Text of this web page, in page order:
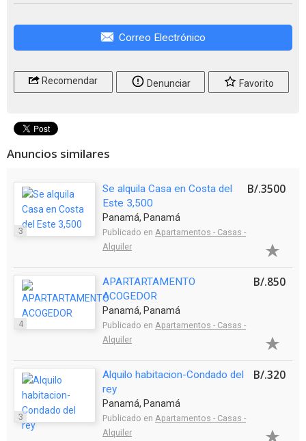
Correo Electrónico
Recomendar Denunciar Favorito
Anuncios similares
3
Se alquila Casa en Costa del
Este 3,500
Panamá, Panamá
Publicado en Apartamentos - Casas -
Alquiler
B/.3500
4
APARTARTAMENTO
ACOGEDOR
Panamá, Panamá
Publicado en Apartamentos - Casas -
Alquiler
B/.850
3
Alquilo habitacion-Condado del
rey
Panamá, Panamá
Publicado en Apartamentos - Casas -
Alquiler
B/.320